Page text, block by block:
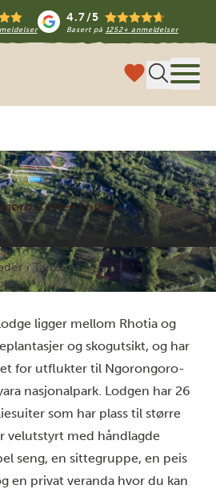
4.7/5
Basert på 1252+ anmeldelser
Coffee Lodge
i Tanzania
ligger mellom Rhotia og
og skogutsikt, og har
for utflukter til Ngorongoro-
nasjonalpark. Lodgen har 26
som har plass til større
velutstyrt med håndlagde
seng, en sittegruppe, en peis
en privat veranda hvor du kan